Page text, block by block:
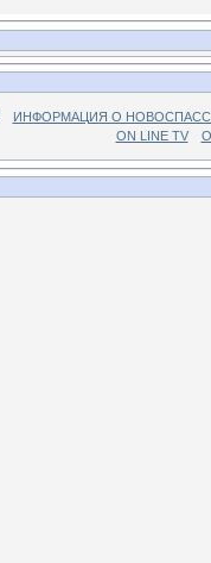
ИНФОРМАЦИЯ О
ON LINE TV